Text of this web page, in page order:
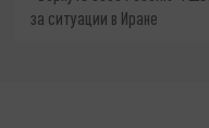
за ситуации в Иране